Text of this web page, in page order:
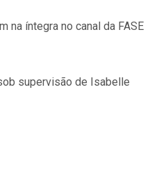
na íntegra no canal da FASE
supervisão de Isabelle